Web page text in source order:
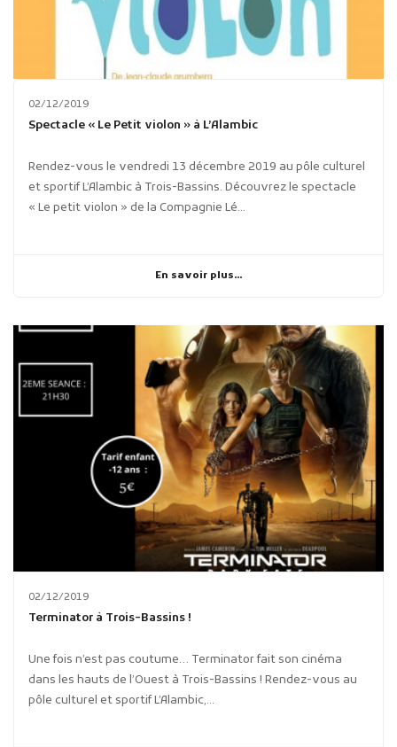
02/12/2019
Spectacle « Le Petit violon » à L’Alambic
Rendez-vous le vendredi 13 décembre 2019 au pôle culturel
et sportif L’Alambic à Trois-Bassins. Découvrez le spectacle
« Le petit violon » de la Compagnie Lé...
En savoir plus...
02/12/2019
Terminator à Trois-Bassins !
Une fois n’est pas coutume… Terminator fait son cinéma
dans les hauts de l’Ouest à Trois-Bassins ! Rendez-vous au
pôle culturel et sportif L’Alambic,...